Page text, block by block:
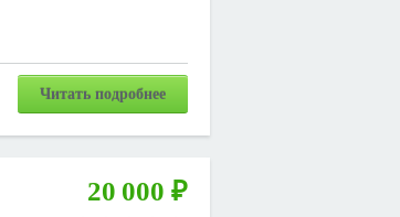
Читать подробнее
20 000 ₽